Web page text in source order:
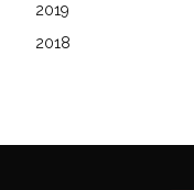
2019
2018